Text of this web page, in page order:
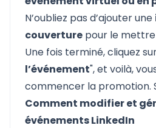
N’oubliez pas d’ajouter une
couverture pour le
Une fois terminé, cliquez
l’événement", et voilà,
commencer la promotion.
Comment modifier et
événements LinkedIn